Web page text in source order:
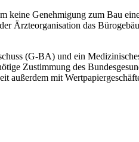
Genehmigung zum Bau
Ärzteorganisation das
(G-BA) und ein
Zustimmung des
mit